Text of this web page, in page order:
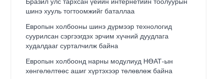
шинэ хууль тогтоомжийг баталлаа
Европын холбооны шинэ дүрмээр технологид
суурилсан сэргээгдэх эрчим хүчний дуудлага
худалдааг сурталчилж байна
Европын холбоонд нарны модулиуд НӨАТ-ын
хөнгөлөлтөөс ашиг хүртэхээр төлөвлөж байна